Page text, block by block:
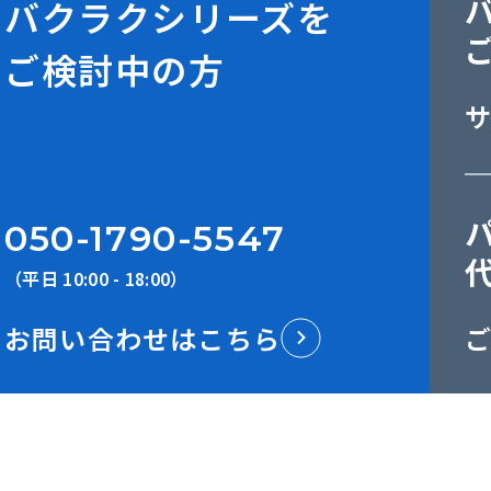
バクラクシリーズを
ご検討中の方
050-1790-5547
（平日 10:00 - 18:00）
お問い合わせはこちら